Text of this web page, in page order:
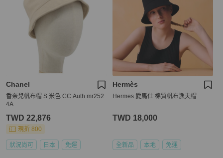
Chanel
香奈兒帆布帽 S 米色 CC Auth mr252
4A
TWD 22,876
現折 800
狀況尚可 日本 免運
Hermès
Hermes 愛馬仕 棉質帆布漁夫帽
TWD 18,000
全新品 本地 免運